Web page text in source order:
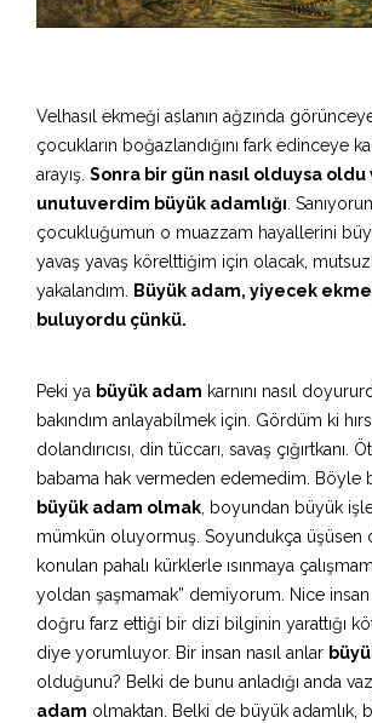
Velhasıl ekmeği aslanın ağzında
çocukların boğazlandığını fark edinceye
arayış. Sonra bir gün nasıl olduysa oldu
unutuverdim büyük adamlığı .
çocukluğumun o muazzam hayallerini
yavaş yavaş körelttiğim için olacak,
yakalandım.
Büyük adam, yiyecek
buluyordu çünkü.
Peki ya büyük adam karnını nasıl
bakındım anlayabilmek için. Gördüm ki
dolandırıcısı, din tüccarı, savaş çığırtkanı.
babama hak vermeden edemedim. Böyle
büyük adam olmak , boyundan büyük
mümkün oluyormuş. Soyundukça üşüsen
konulan pahalı kürklerle ısınmaya
yoldan şaşmamak” demiyorum. Nice
doğru farz ettiği bir dizi bilginin yarattığı
diye yorumluyor. Bir insan nasıl anlar
olduğunu? Belki de bunu anladığı anda
adam olmaktan. Belki de büyük adamlık,